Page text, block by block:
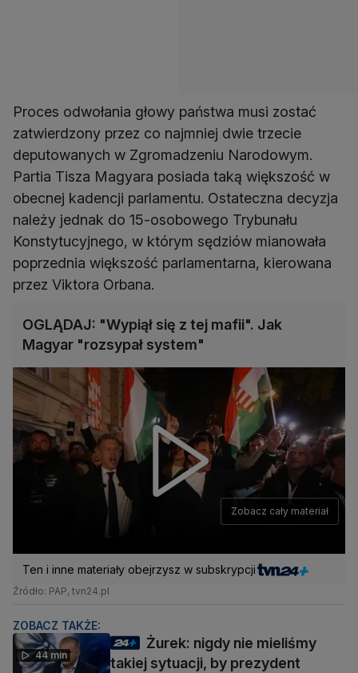
Proces odwołania głowy państwa musi zostać
zatwierdzony przez co najmniej dwie trzecie
deputowanych w Zgromadzeniu Narodowym.
Partia Tisza Magyara posiada taką większość w
obecnej kadencji parlamentu. Ostateczna decyzja
należy jednak do 15-osobowego Trybunału
Konstytucyjnego, w którym sędziów mianowała
poprzednia większość parlamentarna, kierowana
przez Viktora Orbana.
OGLĄDAJ: "Wypiął się z tej mafii". Jak
Magyar "rozsypał system"
Zobacz cały materiał
Ten i inne materiały obejrzysz w subskrypcji
Źródło: PAP, tvn24.pl
ZOBACZ TAKŻE:
44 min
Żurek: nigdy nie mieliśmy
takiej sytuacji, by prezydent